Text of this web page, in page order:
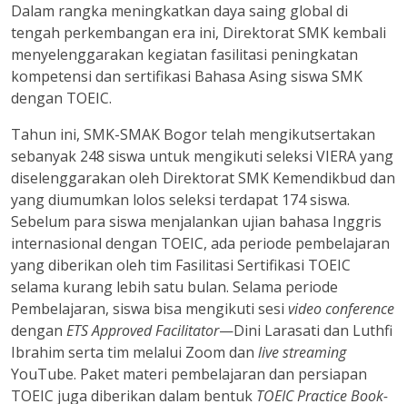
Dalam rangka meningkatkan daya saing global di
tengah perkembangan era ini, Direktorat SMK kembali
menyelenggarakan kegiatan fasilitasi peningkatan
kompetensi dan sertifikasi Bahasa Asing siswa SMK
dengan TOEIC.
Tahun ini, SMK-SMAK Bogor telah mengikutsertakan
sebanyak 248 siswa untuk mengikuti seleksi VIERA yang
diselenggarakan oleh Direktorat SMK Kemendikbud dan
yang diumumkan lolos seleksi terdapat 174 siswa.
Sebelum para siswa menjalankan ujian bahasa Inggris
internasional dengan TOEIC, ada periode pembelajaran
yang diberikan oleh tim Fasilitasi Sertifikasi TOEIC
selama kurang lebih satu bulan. Selama periode
Pembelajaran, siswa bisa mengikuti sesi video conference
dengan ETS Approved Facilitator—Dini Larasati dan Luthfi
Ibrahim serta tim melalui Zoom dan live streaming
YouTube. Paket materi pembelajaran dan persiapan
TOEIC juga diberikan dalam bentuk TOEIC Practice Book-